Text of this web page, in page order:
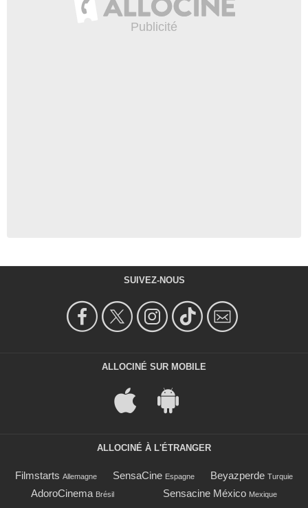
SUIVEZ-NOUS
ALLOCINÉ SUR MOBILE
ALLOCINÉ À L'ÉTRANGER
Filmstarts Allemagne SensaCine Espagne Beyazperde Turquie
AdoroCinema Brésil Sensacine México Mexique